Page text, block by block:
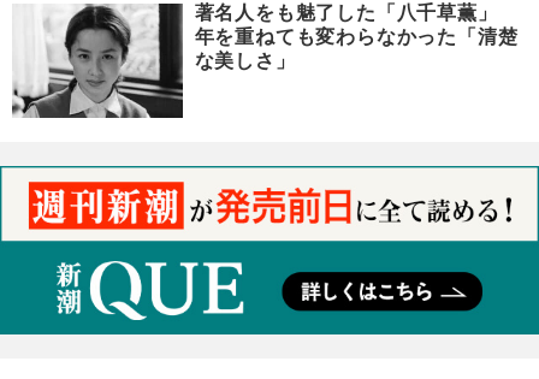
著名人をも魅了した「八千草薫」
年を重ねても変わらなかった「清楚
な美しさ」